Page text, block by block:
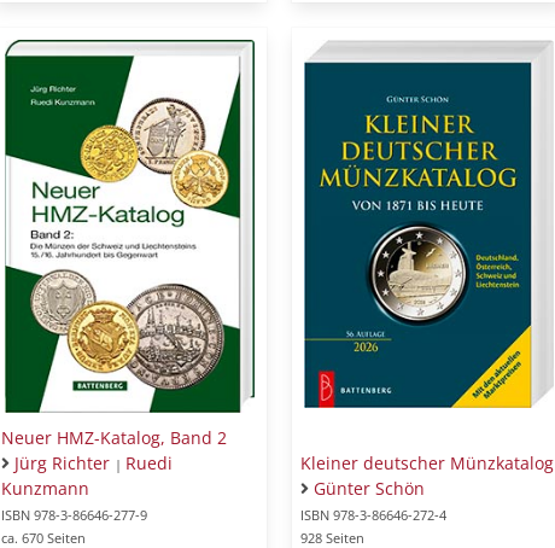
Neuer HMZ-Katalog, Band 2
Jürg Richter | Ruedi
Kunzmann
ISBN 978-3-86646-277-9
ca. 670 Seiten
Kleiner deutscher Münzkatalog
Günter Schön
ISBN 978-3-86646-272-4
928 Seiten